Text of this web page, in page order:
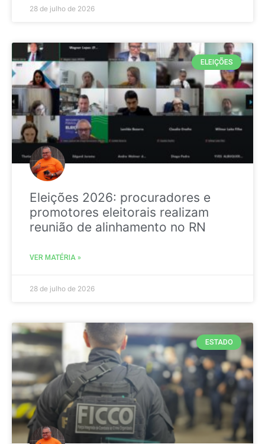
28 de julho de 2026
ELEIÇÕES
Eleições 2026: procuradores e
promotores eleitorais realizam
reunião de alinhamento no RN
VER MATÉRIA »
28 de julho de 2026
ESTADO